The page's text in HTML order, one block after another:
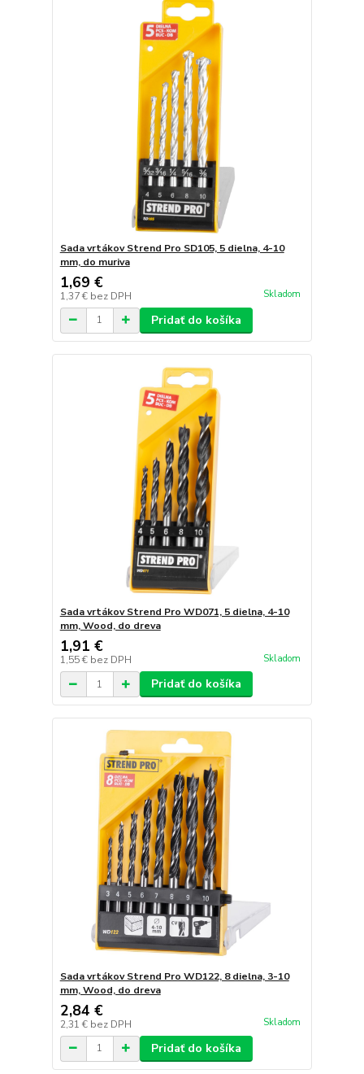
Sada vrtákov Strend Pro SD105, 5 dielna, 4-10
mm, do muriva
1,69 €
1,37 € bez DPH Skladom
Pridať do košíka
Sada vrtákov Strend Pro WD071, 5 dielna, 4-10
mm, Wood, do dreva
1,91 €
1,55 € bez DPH Skladom
Pridať do košíka
Sada vrtákov Strend Pro WD122, 8 dielna, 3-10
mm, Wood, do dreva
2,84 €
2,31 € bez DPH Skladom
Pridať do košíka